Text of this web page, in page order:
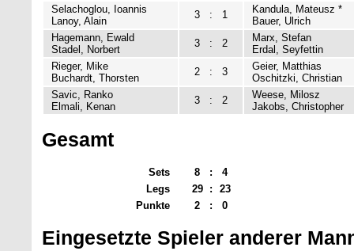
Selachoglou, Ioannis
Lanoy, Alain
3 : 1
Kandula, Mateusz *
Bauer, Ulrich
Hagemann, Ewald
Stadel, Norbert
3 : 2
Marx, Stefan
Erdal, Seyfettin
Rieger, Mike
Buchardt, Thorsten
2 : 3
Geier, Matthias
Oschitzki, Christian
Savic, Ranko
Elmali, Kenan
3 : 2
Weese, Milosz
Jakobs, Christopher
Gesamt
Sets 8 :
4
Legs
29 :
23
Punkte
2 : 0
Eingesetzte Spieler anderer